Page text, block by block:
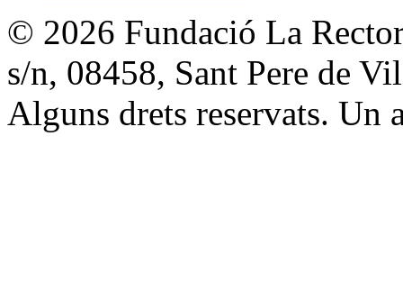
© 2026 Fundació La
s/n, 08458, Sant Pere de
Alguns drets reservats. Un